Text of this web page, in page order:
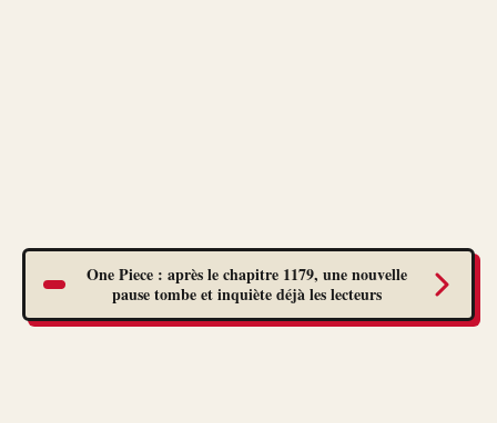
One Piece : après le chapitre 1179, une nouvelle
pause tombe et inquiète déjà les lecteurs